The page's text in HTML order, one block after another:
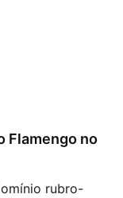
Flamengo no
rubro-